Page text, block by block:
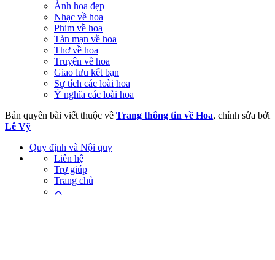
Ảnh hoa đẹp
Nhạc về hoa
Phim về hoa
Tản mạn về hoa
Thơ về hoa
Truyện về hoa
Giao lưu kết bạn
Sự tích các loài hoa
Ý nghĩa các loài hoa
Bản quyền bài viết thuộc về Trang thông tin về Hoa, chỉnh sửa bởi
Lê Vỹ
Quy định và Nội quy
Liên hệ
Trợ giúp
Trang chủ